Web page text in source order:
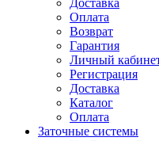
Оплата
Возврат
Гарантия
Личный
Регистрация
Доставка
Каталог
Оплата
Заточные системы